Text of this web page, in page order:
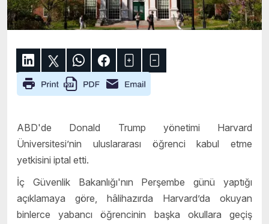
ABD'de Donald Trump yönetimi Harvard
Üniversitesi’nin uluslararası öğrenci kabul etme
yetkisini iptal etti.
İç Güvenlik Bakanlığı'nın Perşembe günü yaptığı
açıklamaya göre, hâlihazırda Harvard’da okuyan
binlerce yabancı öğrencinin başka okullara geçiş